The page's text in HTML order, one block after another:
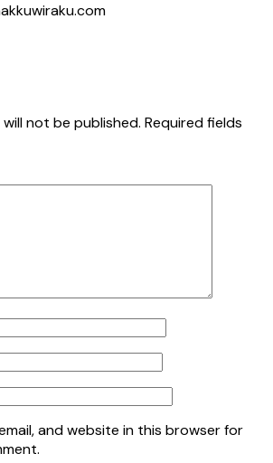
not be published. Required fields
and website in this browser for